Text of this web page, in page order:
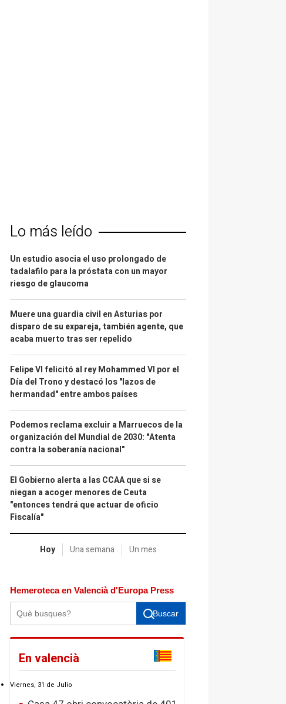
Lo más leído
Un estudio asocia el uso prolongado de
tadalafilo para la próstata con un mayor
riesgo de glaucoma
Muere una guardia civil en Asturias por
disparo de su expareja, también agente, que
acaba muerto tras ser repelido
Felipe VI felicitó al rey Mohammed VI por el
Día del Trono y destacó los "lazos de
hermandad" entre ambos países
Podemos reclama excluir a Marruecos de la
organización del Mundial de 2030: "Atenta
contra la soberanía nacional"
El Gobierno alerta a las CCAA que si se
niegan a acoger menores de Ceuta
"entonces tendrá que actuar de oficio
Fiscalía"
Hoy Una semana Un mes
Hemeroteca en Valencià d'Europa Press
Buscar
En valencià
Viernes, 31 de Julio